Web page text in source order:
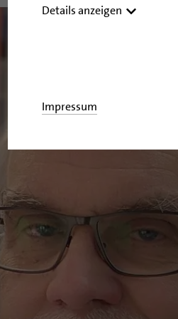
Details anzeigen
Impressum